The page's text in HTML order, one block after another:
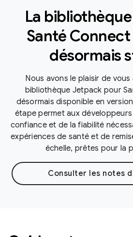
La
Santé Connect
désormais
Nous avons le plaisir de
bibliothèque Jetpack pour
désormais disponible en
étape permet aux
confiance et de la fiabilité
expériences de santé et de
échelle, prêtes pour la
Consulter les notes